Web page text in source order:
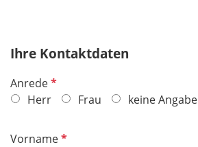
Ihre Kontaktdaten
AnredeP
f
Herr Frau keine Angabe
VornameP